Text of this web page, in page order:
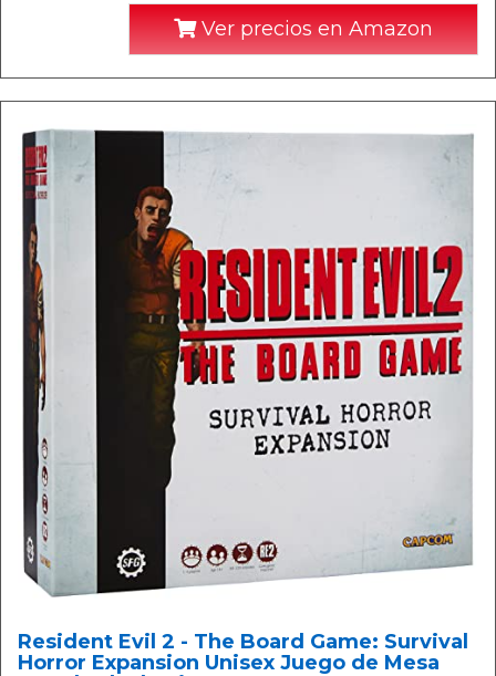
Ver precios en Amazon
Resident Evil 2 - The Board Game: Survival
Horror Expansion Unisex Juego de Mesa